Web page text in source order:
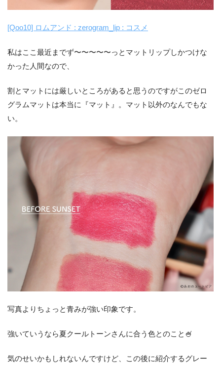
[Qoo10] ロムアンド : zerogram_lip : コスメ
私はここ最近までず〜〜〜〜〜っとマットリップしかつけな
かった人間なので、
割とマットには厳しいところがあると思うのですがこのゼロ
グラムマットは本当に『マット』。マット以外のなんでもな
い。
写真よりちょっと青みが強い印象です。
強いていうなら夏クールトーンさんに合う色とのこと🍧
気のせいかもしれないんですけど、この後に紹介するグレー